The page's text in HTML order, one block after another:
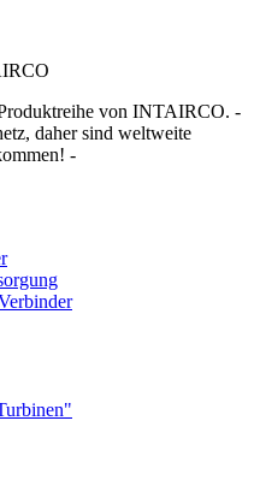
von INTAIRCO. -
daher sind weltweite
-